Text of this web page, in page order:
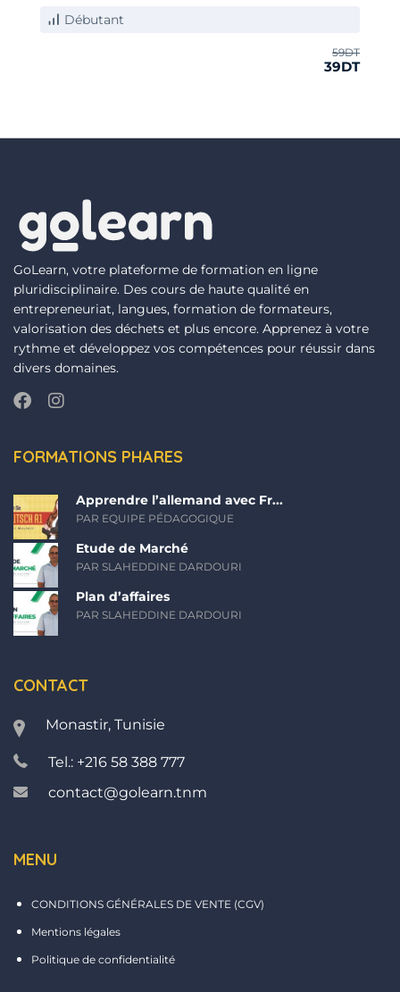
Débutant
59DT
39DT
GoLearn, votre plateforme de formation en ligne
pluridisciplinaire. Des cours de haute qualité en
entrepreneuriat, langues, formation de formateurs,
valorisation des déchets et plus encore. Apprenez à votre
rythme et développez vos compétences pour réussir dans
divers domaines.
FORMATIONS PHARES
Apprendre l’allemand avec Fr...
PAR EQUIPE PÉDAGOGIQUE
Etude de Marché
PAR SLAHEDDINE DARDOURI
Plan d’affaires
PAR SLAHEDDINE DARDOURI
CONTACT
Monastir, Tunisie
Tel.: +216 58 388 777
contact@golearn.tnm
MENU
CONDITIONS GÉNÉRALES DE VENTE (CGV)
Mentions légales
Politique de confidentialité